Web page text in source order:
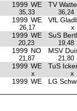
1999 WE TV
35,33 36,24
1999 WE VfL
26,17 x
1999 WE SuS
20,23 19,48
1999 NO MSV
21,87 21,80
1999 WE TuS
x x
1999 WE LG